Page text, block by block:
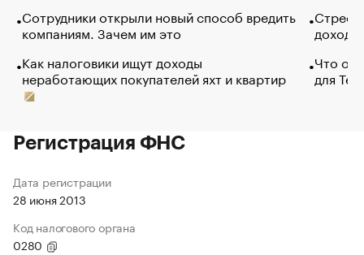
Сотрудники открыли новый способ вредить
компаниям. Зачем им это
Как налоговики ищут доходы
неработающих покупателей яхт и квартир
Что
для
Регистрация ФНС
Дата регистрации
28 июня 2013
Код налогового органа
0280